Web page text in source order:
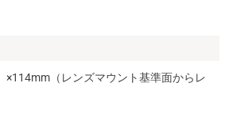
×114mm（レンズマウント基準面からレ